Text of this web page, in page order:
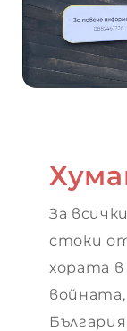
За
стоки
хората в